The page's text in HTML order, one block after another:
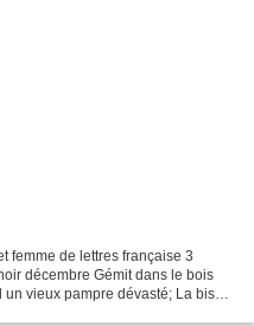
femme de lettres française 3
décembre Gémit dans le bois
vieux pampre dévasté; La bise